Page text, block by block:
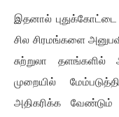
இதனால் புதுக்கோட்டை
சில சிரமங்களை
சுற்றுலா
முறையில்
அதிகரிக்க